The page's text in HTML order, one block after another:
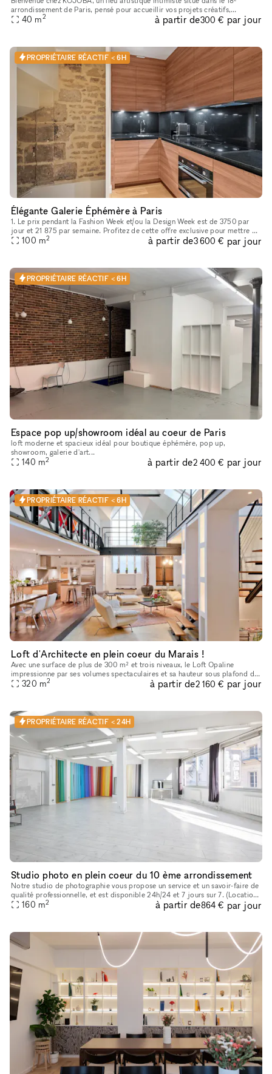
arrondissement de Paris, pensé pour accueillir vos projets créatifs,
professionnels et événementiels. Avec sa décoration atypiqu
40 m2 à partir de300 € par jour
PROPRIÉTAIRE RÉACTIF < 6H
Élégante Galerie Éphémère à Paris
1. Le prix pendant la Fashion Week et/ou la Design Week est de 3750 par
jour et 21 875 par semaine. Profitez de cette offre exclusive pour mettre en
valeur votre showroom éphémère au cœur du Marais,
100 m2 à partir de3 600 € par jour
PROPRIÉTAIRE RÉACTIF < 6H
Espace pop up/showroom idéal au coeur de Paris
loft moderne et spacieux idéal pour boutique éphémère, pop up,
showroom, galerie d'art...
140 m2 à partir de2 400 € par jour
PROPRIÉTAIRE RÉACTIF < 6H
Loft d'Architecte en plein coeur du Marais !
Avec une surface de plus de 300 m² et trois niveaux, le Loft Opaline
impressionne par ses volumes spectaculaires et sa hauteur sous plafond de
7 mètres. Ici, le cachet historique dialogue avec un lu
320 m2 à partir de2 160 € par jour
PROPRIÉTAIRE RÉACTIF < 24H
Studio photo en plein coeur du 10 ème arrondissement
Notre studio de photographie vous propose un service et un savoir-faire de
qualité professionnelle, et est disponible 24h/24 et 7 jours sur 7. (Location
à la 1/2 journée ou journée) 160m2 – 4m sous
160 m2 à partir de864 € par jour